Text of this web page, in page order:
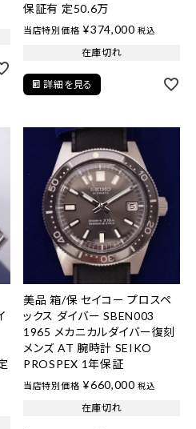
保証有 定50.6万
当店特別価格 ¥374,000 税込
在庫切れ
詳細を見る
美品 箱/保 セイコー プロスペ
ックス ダイバー SBEN003
1965 メカニカルダイバー復刻
メンズ AT 腕時計 SEIKO
PROSPEX 1年保証
当店特別価格 ¥660,000 税込
在庫切れ